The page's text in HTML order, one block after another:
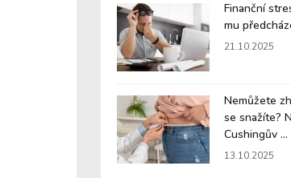
Finanční
mu
21.10.2025
Nemůžete
se snažíte?
Cushingův ...
13.10.2025